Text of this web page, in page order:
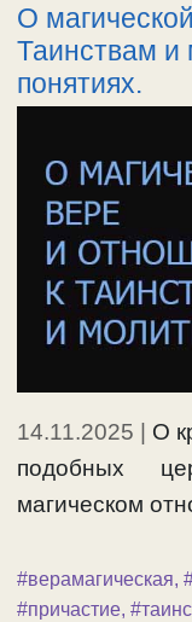
О
Таинствам
понятиях.
14.11.2025
О
подобных
магическом
#верамагическая,
#причастие,